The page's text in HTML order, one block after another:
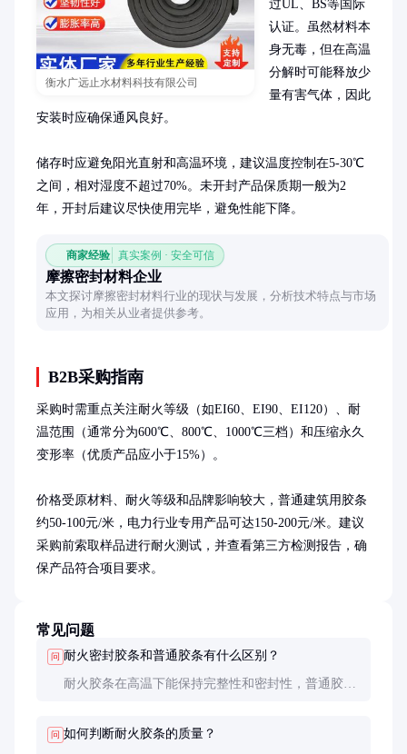
衡水广远止水材料科技有限公司
过UL、BS等国际
认证。虽然材料本
身无毒，但在高温
分解时可能释放少
量有害气体，因此
安装时应确保通风良好。
储存时应避免阳光直射和高温环境，建议温度控制在5-30℃
之间，相对湿度不超过70%。未开封产品保质期一般为2
年，开封后建议尽快使用完毕，避免性能下降。
商家经验 真实案例 · 安全可信
摩擦密封材料企业
本文探讨摩擦密封材料行业的现状与发展，分析技术特点与市场
应用，为相关从业者提供参考。
B2B采购指南
采购时需重点关注耐火等级（如EI60、EI90、EI120）、耐
温范围（通常分为600℃、800℃、1000℃三档）和压缩永久
变形率（优质产品应小于15%）。
价格受原材料、耐火等级和品牌影响较大，普通建筑用胶条
约50-100元/米，电力行业专用产品可达150-200元/米。建议
采购前索取样品进行耐火测试，并查看第三方检测报告，确
保产品符合项目要求。
常见问题
问 耐火密封胶条和普通胶条有什么区别？
耐火胶条在高温下能保持完整性和密封性，普通胶条
问 如何判断耐火胶条的质量？